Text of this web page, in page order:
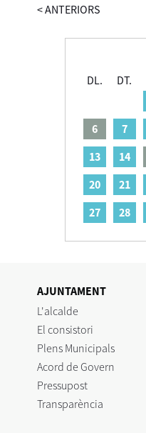
<ANTERIORS
DL.
DT.
6
7
13
14
20
21
27
28
AJUNTAMENT
L'alcalde
El consistori
Plens Municipals
Acord de Govern
Pressupost
Transparència